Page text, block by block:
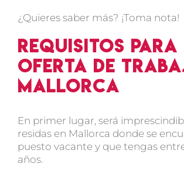
¿Quieres saber más? ¡Toma nota!
Requisitos
oferta de
Mallorca
En primer lugar, será
residas en Mallorca donde se
puesto vacante y que tengas
años.